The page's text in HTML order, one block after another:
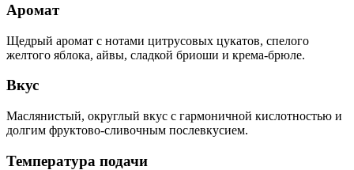
Аромат
Щедрый аромат с нотами цитрусовых цукатов, спелого
желтого яблока, айвы, сладкой бриоши и крема-брюле.
Вкус
Маслянистый, округлый вкус с гармоничной кислотностью и
долгим фруктово-сливочным послевкусием.
Температура подачи